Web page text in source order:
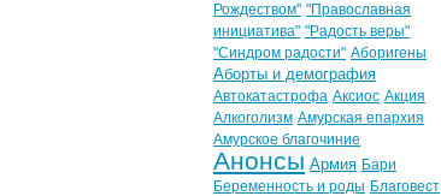
Рождеством" "Православная
инициатива" "Радость веры"
"Синдром радости" Аборигены
Аборты и демография
Автокатастрофа Аксиос Акция
Алкоголизм Амурская епархия
Амурское благочиние
Анонсы Армия Бари
Беременность и роды Благовест